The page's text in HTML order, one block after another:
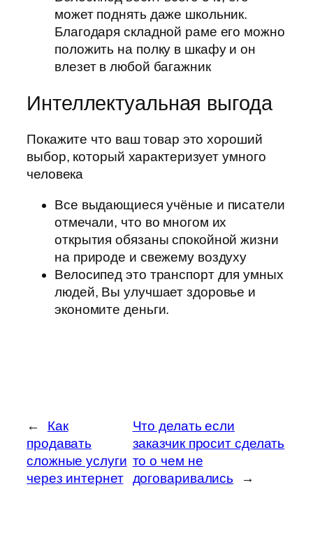
может поднять даже школьник.
Благодаря складной раме его можно
положить на полку в шкафу и он
влезет в любой багажник
Интеллектуальная выгода
Покажите что ваш товар это хороший
выбор, который характеризует умного
человека
Все выдающиеся учёные и писатели
отмечали, что во многом их
открытия обязаны спокойной жизни
на природе и свежему воздуху
Велосипед это транспорт для умных
людей, Вы улучшает здоровье и
экономите деньги.
←
Как
продавать
сложные услуги
через интернет
Что делать если
заказчик просит сделать
то о чем не
договаривались
→